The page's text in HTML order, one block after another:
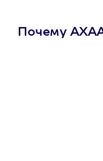
Почему